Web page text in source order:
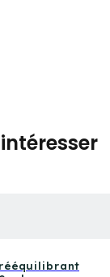
rééquilibrant